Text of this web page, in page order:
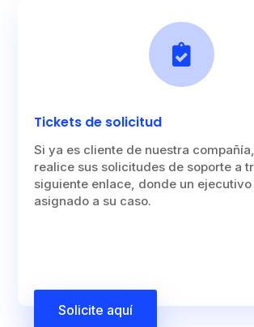

Tickets de solicitud
Si ya es cliente de nuestra
realice sus solicitudes de soporte a
siguiente enlace, donde un ejecutivo
asignado a su caso.
Solicite aquí